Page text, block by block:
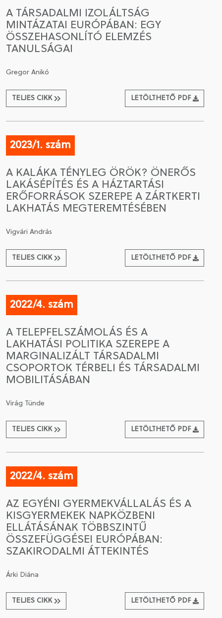
A TÁRSADALMI IZOLÁLTSÁG
MINTÁZATAI EURÓPÁBAN: EGY
ÖSSZEHASONLÍTÓ ELEMZÉS
TANULSÁGAI
Gregor Anikó
TELJES CIKK LETÖLTHETŐ PDF
2023/1. szám
A KALÁKA TÉNYLEG ÖRÖK? ÖNERŐS
LAKÁSÉPÍTÉS ÉS A HÁZTARTÁSI
ERŐFORRÁSOK SZEREPE A ZÁRTKERTI
LAKHATÁS MEGTEREMTÉSÉBEN
Vigvári András
TELJES CIKK LETÖLTHETŐ PDF
2022/4. szám
A TELEPFELSZÁMOLÁS ÉS A
LAKHATÁSI POLITIKA SZEREPE A
MARGINALIZÁLT TÁRSADALMI
CSOPORTOK TÉRBELI ÉS TÁRSADALMI
MOBILITÁSÁBAN
Virág Tünde
TELJES CIKK LETÖLTHETŐ PDF
2022/4. szám
AZ EGYÉNI GYERMEKVÁLLALÁS ÉS A
KISGYERMEKEK NAPKÖZBENI
ELLÁTÁSÁNAK TÖBBSZINTŰ
ÖSSZEFÜGGÉSEI EURÓPÁBAN:
SZAKIRODALMI ÁTTEKINTÉS
Árki Diána
TELJES CIKK LETÖLTHETŐ PDF